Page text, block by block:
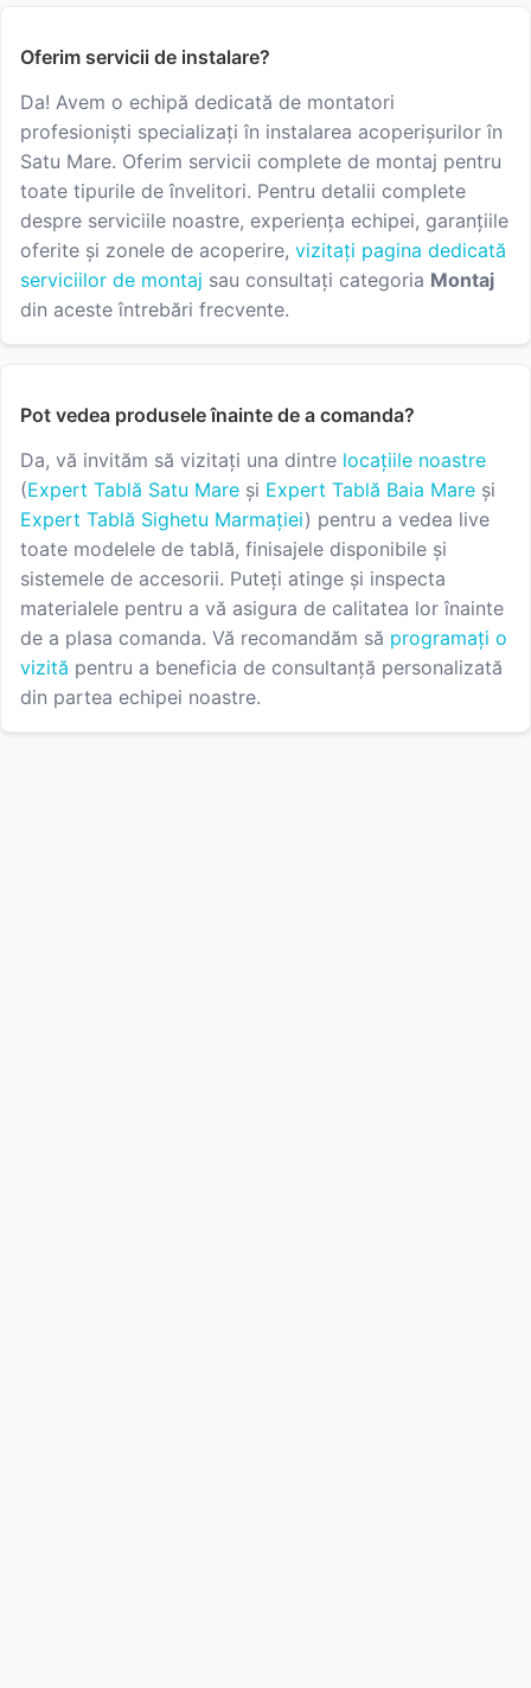
Oferim servicii de instalare?
Da! Avem o echipă dedicată de montatori
profesioniști specializați în instalarea acoperișurilor în
Satu Mare. Oferim servicii complete de montaj pentru
toate tipurile de învelitori. Pentru detalii complete
despre serviciile noastre, experiența echipei, garanțiile
oferite și zonele de acoperire, vizitați pagina dedicată
serviciilor de montaj sau consultați categoria Montaj
din aceste întrebări frecvente.
Pot vedea produsele înainte de a comanda?
Da, vă invităm să vizitați una dintre locațiile noastre
(Expert Tablă Satu Mare și Expert Tablă Baia Mare și
Expert Tablă Sighetu Marmației) pentru a vedea live
toate modelele de tablă, finisajele disponibile și
sistemele de accesorii. Puteți atinge și inspecta
materialele pentru a vă asigura de calitatea lor înainte
de a plasa comanda. Vă recomandăm să programați o
vizită pentru a beneficia de consultanță personalizată
din partea echipei noastre.